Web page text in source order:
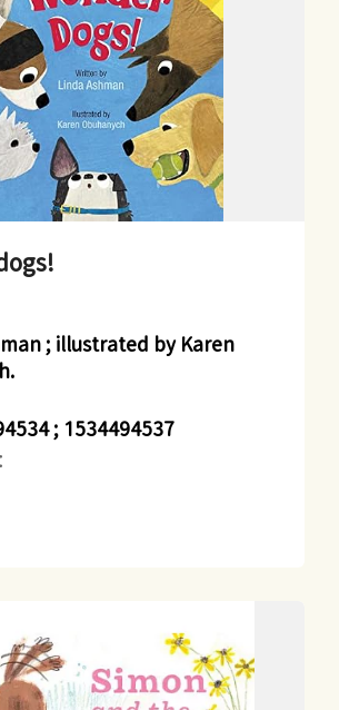
; illustrated by Karen
; 1534494537